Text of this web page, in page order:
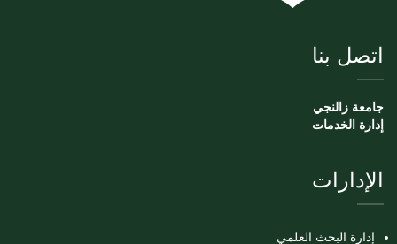
اتصل بنا
جامعة زالنجي
إدارة الخدمات
الإدارات
إدارة البحث العلمي